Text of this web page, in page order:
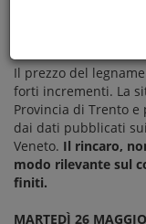
Il prezzo del
forti incrementi. La
Provincia di Trento e
dai dati pubblicati
Veneto. Il rincaro,
modo rilevante sul
finiti.
MARTEDÌ 26